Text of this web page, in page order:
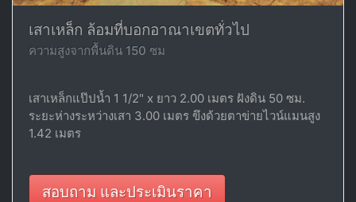
เสาเหล็ก ล้อมที่บอกอาณาเขตทั่วไป
ความสูงจากพื้นดิน 150 ซม
เสาเหล็กแป๊ปน้ำ 1 1/2" x ยาว 2.00 เมตร ฝังดิน 50 ซม.
ระยะห่างระหว่างเสา 3.00 เมตร ขึงด้วยตาข่ายไวน์แมนสูง
1.42 เมตร
สอบถาม และประเมินราคา